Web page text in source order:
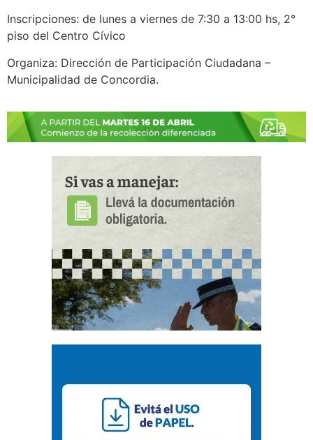
Inscripciones: de lunes a viernes de 7:30 a 13:00 hs, 2°
piso del Centro Cívico
Organiza: Dirección de Participación Ciudadana –
Municipalidad de Concordia.